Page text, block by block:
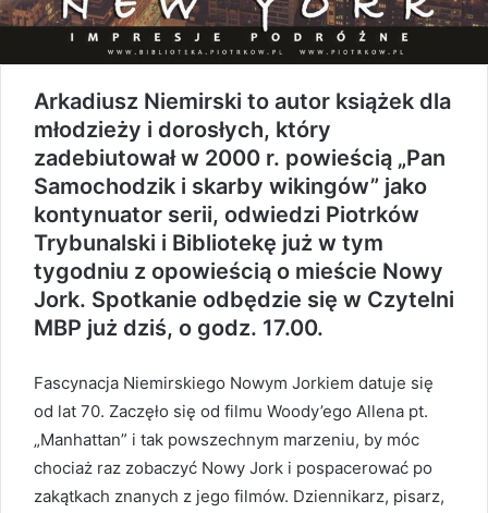
Arkadiusz Niemirski to autor książek dla
młodzieży i dorosłych, który
zadebiutował w 2000 r. powieścią „Pan
Samochodzik i skarby wikingów” jako
kontynuator serii, odwiedzi Piotrków
Trybunalski i Bibliotekę już w tym
tygodniu z opowieścią o mieście Nowy
Jork. Spotkanie odbędzie się w Czytelni
MBP już dziś, o godz. 17.00.
Fascynacja Niemirskiego Nowym Jorkiem datuje się
od lat 70. Zaczęło się od filmu Woody’ego Allena pt.
„Manhattan” i tak powszechnym marzeniu, by móc
chociaż raz zobaczyć Nowy Jork i pospacerować po
zakątkach znanych z jego filmów. Dziennikarz, pisarz,